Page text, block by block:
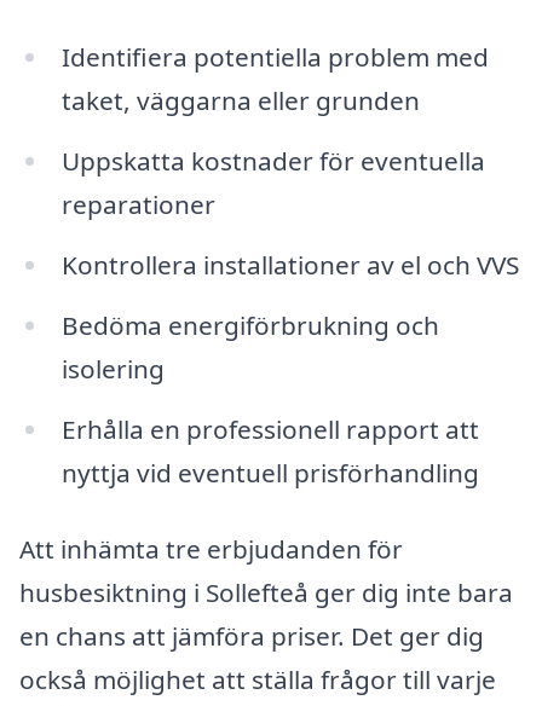
Identifiera potentiella problem med
taket, väggarna eller grunden
Uppskatta kostnader för eventuella
reparationer
Kontrollera installationer av el och VVS
Bedöma energiförbrukning och
isolering
Erhålla en professionell rapport att
nyttja vid eventuell prisförhandling
Att inhämta tre erbjudanden för
husbesiktning i Sollefteå ger dig inte bara
en chans att jämföra priser. Det ger dig
också möjlighet att ställa frågor till varje